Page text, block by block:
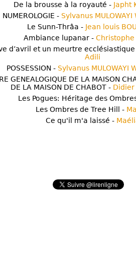
De la brousse à la royauté - Japht
NUMEROLOGIE - Sylvanus MULOWAYI
Le Sunn-Thrâa - Jean louis
Ambiance lupanar - Christophe
d’avril et un meurtre ecclésiastique
Adili
POSSESSION - Sylvanus MULOWAYI
GENEALOGIQUE DE LA MAISON
DE LA MAISON DE CHABOT - Didier
Les Pogues: Héritage des
Les Ombres de Tree Hill -
Ce qu'il m'a laissé -